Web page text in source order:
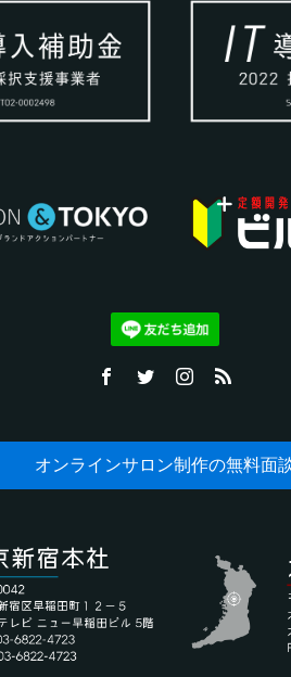
オンラインサロン制作の無料面